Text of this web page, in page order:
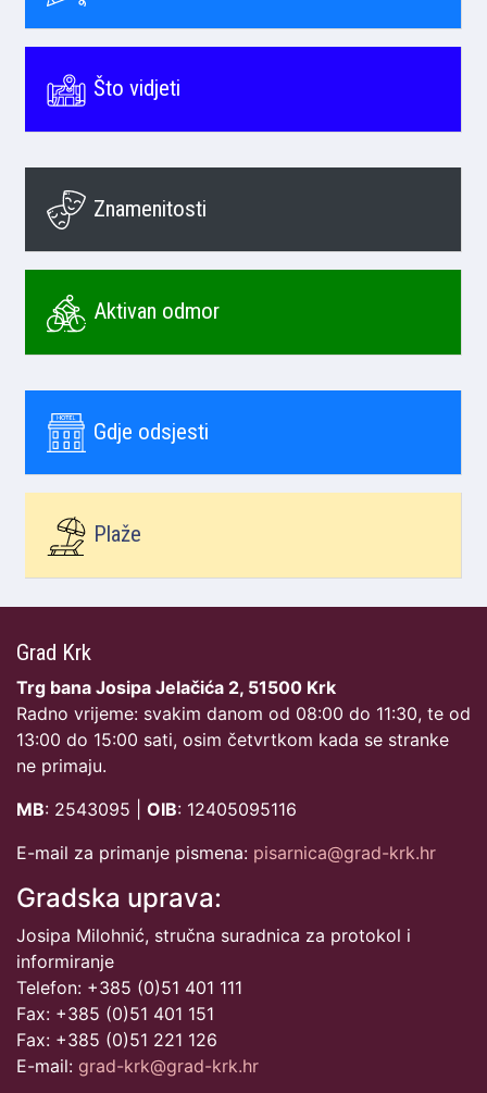
Što vidjeti
Znamenitosti
Aktivan odmor
Gdje odsjesti
Plaže
Grad Krk
Trg bana Josipa Jelačića 2, 51500 Krk
Radno vrijeme: svakim danom od 08:00 do 11:30, te od
13:00 do 15:00 sati, osim četvrtkom kada se stranke
ne primaju.
MB: 2543095 | OIB: 12405095116
E-mail za primanje pismena: pisarnica@grad-krk.hr
Gradska uprava:
Josipa Milohnić, stručna suradnica za protokol i
informiranje
Telefon: +385 (0)51 401 111
Fax: +385 (0)51 401 151
Fax: +385 (0)51 221 126
E-mail: grad-krk@grad-krk.hr